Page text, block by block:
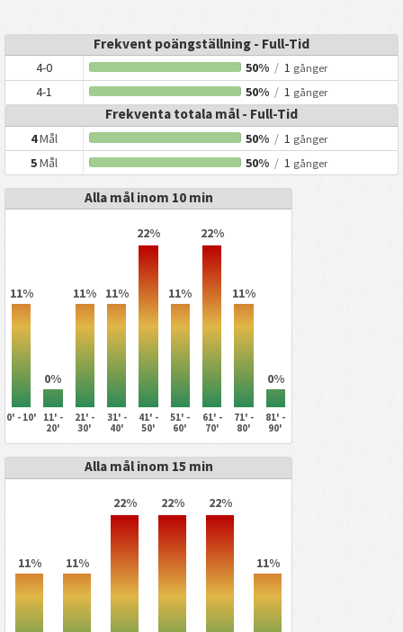
Frekvent poängställning - Full-Tid
4-0 50% / 1 gånger
4-1 50% / 1 gånger
Frekventa totala mål - Full-Tid
4Mål 50% / 1 gånger
5Mål 50% / 1 gånger
Alla mål inom 10 min
11%
0%
11% 11%
22%
11%
22%
11%
0%
0' - 10'
11' -
20'
21' -
30'
31' -
40'
41' -
50'
51' -
60'
61' -
70'
71' -
80'
81' -
90'
Alla mål inom 15 min
11% 11%
22% 22% 22%
11%